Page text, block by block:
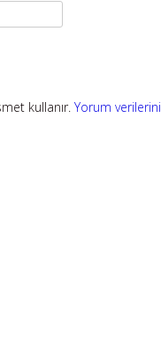
kullanır. Yorum